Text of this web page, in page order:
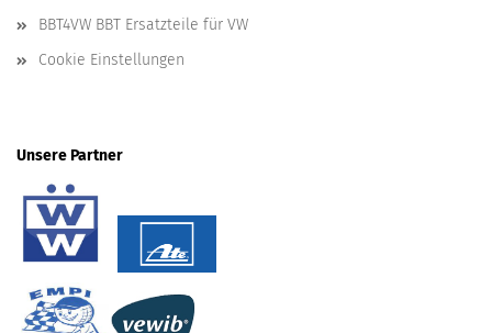
BBT4VW BBT Ersatzteile für VW
Cookie Einstellungen
Unsere Partner